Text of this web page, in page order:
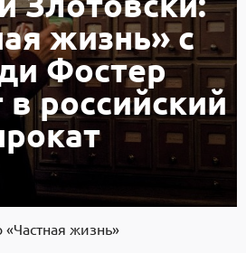
жизнь» с
Фостер
российский
жизнь»